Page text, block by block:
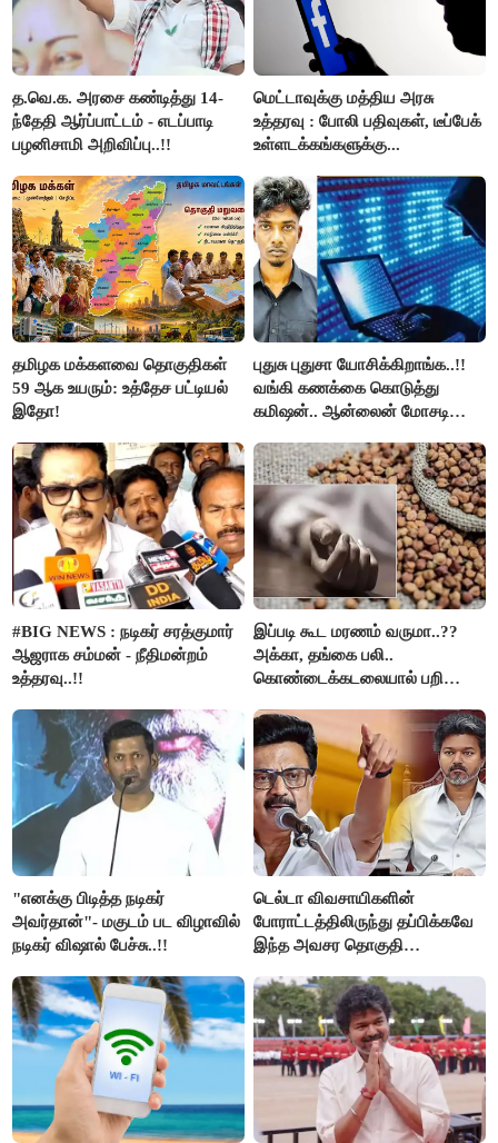
த.வெ.க. அரசை கண்டித்து 14-
ந்தேதி ஆர்ப்பாட்டம் - எடப்பாடி
பழனிசாமி அறிவிப்பு..!!
மெட்டாவுக்கு மத்திய அரசு
உத்தரவு : போலி பதிவுகள், டீப்பேக்
உள்ளடக்கங்களுக்கு...
தமிழக மக்களவை தொகுதிகள்
59 ஆக உயரும்: உத்தேச பட்டியல்
இதோ!
புதுசு புதுசா யோசிக்கிறாங்க..!!
வங்கி கணக்கை கொடுத்து
கமிஷன்.. ஆன்லைன் மோசடி
கைது..!!
#BIG NEWS : நடிகர் சரத்குமார்
ஆஜராக சம்மன் - நீதிமன்றம்
உத்தரவு..!!
இப்படி கூட மரணம் வருமா..??
அக்கா, தங்கை பலி..
கொண்டைக்கடலையால் பறிபோன
"எனக்கு பிடித்த நடிகர்
அவர்தான்"- மகுடம் பட விழாவில்
நடிகர் விஷால் பேச்சு..!!
டெல்டா விவசாயிகளின்
போராட்டத்திலிருந்து தப்பிக்கவே
இந்த அவசர தொகுதி
அரங்கேற்றுகிறார் முதலமைச்சர் -
திமுக ஐடி விங்..!!